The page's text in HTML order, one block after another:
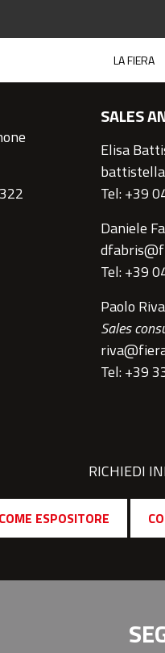
LA FIERA
SALES
Elisa
Tel: +39
Daniele
Tel: +39
Paolo Riva
Sales
Tel: +39
RICHIEDI
COME ESPOSITORE